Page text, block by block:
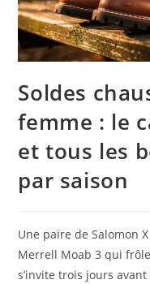
Soldes
femme : le
et tous les
par saison
Une paire de Salomon
Merrell Moab 3 qui
s’invite trois jours